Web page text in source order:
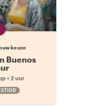
keuze
Buenos
• 2 uur